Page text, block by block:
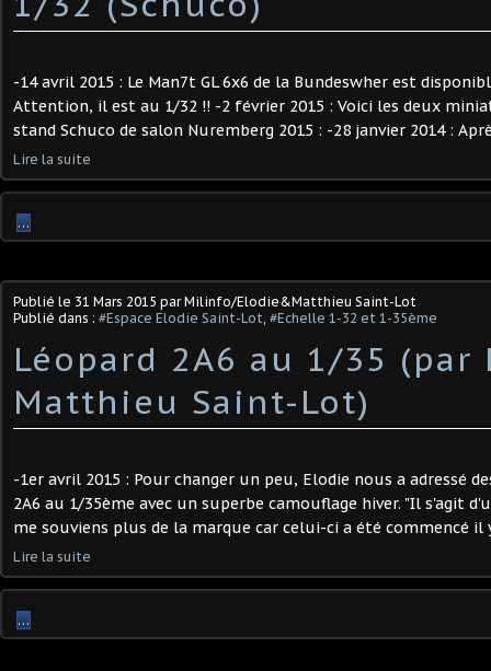
-14 avril 2015 : Le Man7t GL 6x6 de la Bundeswher est
Attention, il est au 1/32 !! -2 février 2015 : Voici les deux
stand Schuco de salon Nuremberg 2015 : -28 janvier 2014 :
Lire la suite
…
Publié le 31 Mars 2015 par Milinfo/Elodie&Matthieu Saint-Lot
Publié dans : #Espace Elodie Saint-Lot, #Echelle 1-32 et 1-35ème
Léopard 2A6 au 1/35
Matthieu Saint-Lot)
-1er avril 2015 : Pour changer un peu, Elodie nous a adressé
2A6 au 1/35ème avec un superbe camouflage hiver. "Il s'agit
me souviens plus de la marque car celui-ci a été commencé il
Lire la suite
…